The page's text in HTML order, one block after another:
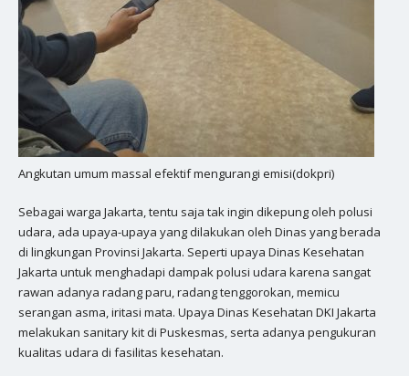
Angkutan umum massal efektif mengurangi emisi(dokpri)
Sebagai warga Jakarta, tentu saja tak ingin dikepung oleh polusi
udara, ada upaya-upaya yang dilakukan oleh Dinas yang berada
di lingkungan Provinsi Jakarta. Seperti upaya Dinas Kesehatan
Jakarta untuk menghadapi dampak polusi udara karena sangat
rawan adanya radang paru, radang tenggorokan, memicu
serangan asma, iritasi mata. Upaya Dinas Kesehatan DKI Jakarta
melakukan sanitary kit di Puskesmas, serta adanya pengukuran
kualitas udara di fasilitas kesehatan.